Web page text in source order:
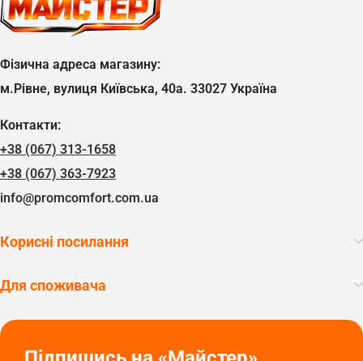
Фізична адреса магазину:
м.Рівне, вулиця Київська, 40а. 33027 Україна
Контакти:
+38 (067) 313-1658
+38 (067) 363-7923
info@promcomfort.com.ua
Корисні посилання
Для споживача